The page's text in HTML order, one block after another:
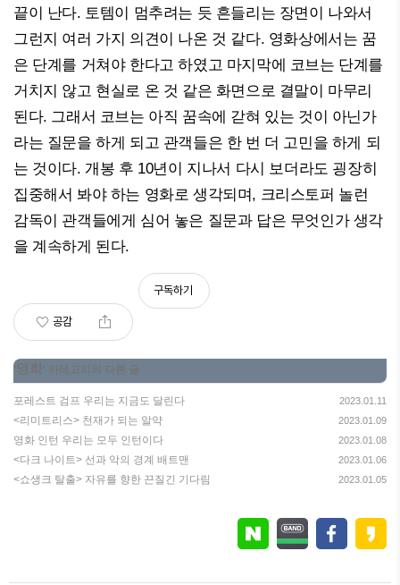
끝이 난다. 토템이 멈추려는 듯 흔들리는 장면이 나와서
그런지 여러 가지 의견이 나온 것 같다. 영화상에서는 꿈
은 단계를 거쳐야 한다고 하였고 마지막에 코브는 단계를
거치지 않고 현실로 온 것 같은 화면으로 결말이 마무리
된다. 그래서 코브는 아직 꿈속에 갇혀 있는 것이 아닌가
라는 질문을 하게 되고 관객들은 한 번 더 고민을 하게 되
는 것이다. 개봉 후 10년이 지나서 다시 보더라도 굉장히
집중해서 봐야 하는 영화로 생각되며, 크리스토퍼 놀런
감독이 관객들에게 심어 놓은 질문과 답은 무엇인가 생각
을 계속하게 된다.
공감
구독하기
' 영화' 카테고리의 다른 글
포레스트 검프 우리는 지금도 달린다 2023.01.11
<리미트리스> 천재가 되는 알약 2023.01.09
영화 인턴 우리는 모두 인턴이다 2023.01.08
<다크 나이트> 선과 악의 경계 배트맨 2023.01.06
<쇼생크 탈출> 자유를 향한 끈질긴 기다림 2023.01.05